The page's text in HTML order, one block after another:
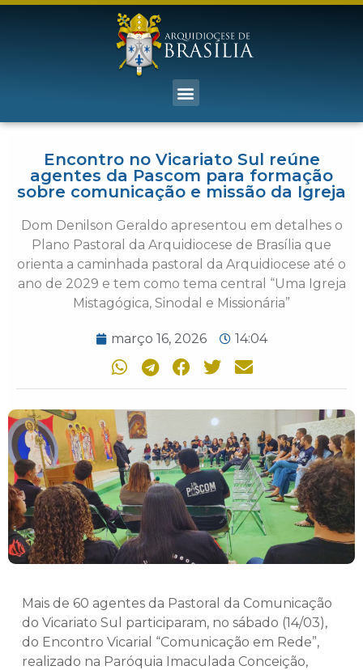
Encontro no Vicariato Sul reúne
agentes da Pascom para formação
sobre comunicação e missão da Igreja
Dom Denilson Geraldo apresentou em detalhes o
Plano Pastoral da Arquidiocese de Brasília que
orienta a caminhada pastoral da Arquidiocese até o
ano de 2029 e tem como tema central “Uma Igreja
Mistagógica, Sinodal e Missionária”
março 16, 2026 14:04
Mais de 60 agentes da Pastoral da Comunicação
do Vicariato Sul participaram, no sábado (14/03),
do Encontro Vicarial “Comunicação em Rede”,
realizado na Paróquia Imaculada Conceição,